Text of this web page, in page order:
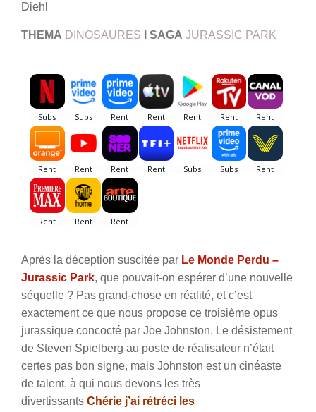
Diehl
THEMA DINOSAURES SAGA JURASSIC PARK
Après la déception suscitée par Le Monde Perdu –
Jurassic Park, que pouvait-on espérer d’une nouvelle
séquelle ? Pas grand-chose en réalité, et c’est
exactement ce que nous propose ce troisième opus
jurassique concocté par Joe Johnston. Le désistement
de Steven Spielberg au poste de réalisateur n’était
certes pas bon signe, mais Johnston est un cinéaste
de talent, à qui nous devons les très
divertissants Chérie j’ai rétréci les